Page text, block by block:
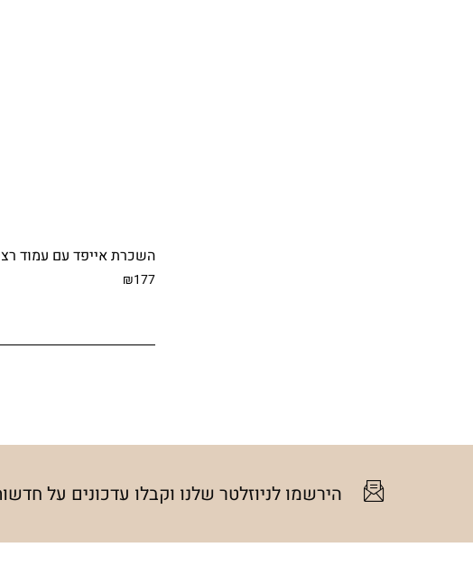
השכרת אייפד עם עמוד
₪177
הירשמו לניוזלטר שלנו וקבלו עדכונים על